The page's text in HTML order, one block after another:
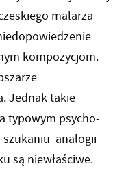
malarza
kompozycjom.
Jednak takie
typowym psycho-
szukaniu analogii
są niewłaściwe.